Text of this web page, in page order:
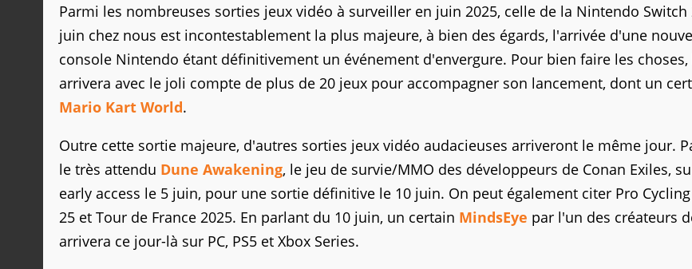
Parmi les nombreuses sorties jeux vidéo à surveiller en juin 2025, celle de la Nintendo Switch
juin chez nous est incontestablement la plus majeure, à bien des égards, l'arrivée d'une
console Nintendo étant définitivement un événement d'envergure. Pour bien faire les choses,
arrivera avec le joli compte de plus de 20 jeux pour accompagner son lancement, dont un
Mario Kart World.
Outre cette sortie majeure, d'autres sorties jeux vidéo audacieuses arriveront le même jour.
le très attendu Dune Awakening, le jeu de survie/MMO des développeurs de Conan Exiles,
early access le 5 juin, pour une sortie définitive le 10 juin. On peut également citer Pro
25 et Tour de France 2025. En parlant du 10 juin, un certain MindsEye par l'un des créateurs
arrivera ce jour-là sur PC, PS5 et Xbox Series.